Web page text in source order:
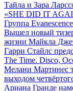
Тайла и Зара
«SHE DID IT
Группа
Вышел новый
жизни Майкла
Гарри Стайлс
The Time. Disco,
Мелани Мартинес
выходом
Ариана Гранде